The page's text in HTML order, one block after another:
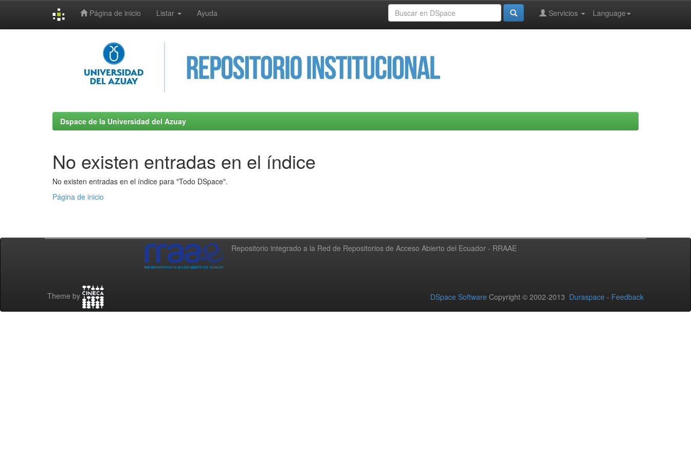
Página de inicio Listar Ayuda Language
Servicios
Dspace de la Universidad del Azuay
No existen entradas en el índice
No existen entradas en el índice para "Todo DSpace".
Página de inicio
Repositorio integrado a la Red de Repositorios de Acceso Abierto del Ecuador - RRAAE
Theme by DSpace Software Copyright © 2002-2013 Duraspace - Feedback